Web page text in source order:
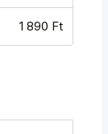
1 890 Ft